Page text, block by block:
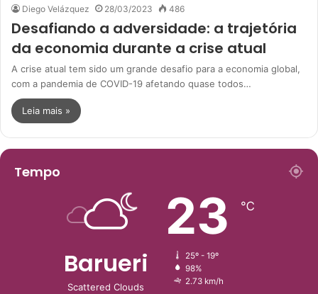
Diego Velázquez 28/03/2023 486
Desafiando a adversidade: a trajetória
da economia durante a crise atual
A crise atual tem sido um grande desafio para a economia global,
com a pandemia de COVID-19 afetando quase todos…
Leia mais »
Tempo
Barueri
Scattered Clouds
23 ℃
25º - 19º
98%
2.73 km/h